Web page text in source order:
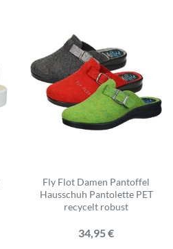
Fly Flot Damen Pantoffel
Hausschuh Pantolette PET
recycelt robust
34,95 €